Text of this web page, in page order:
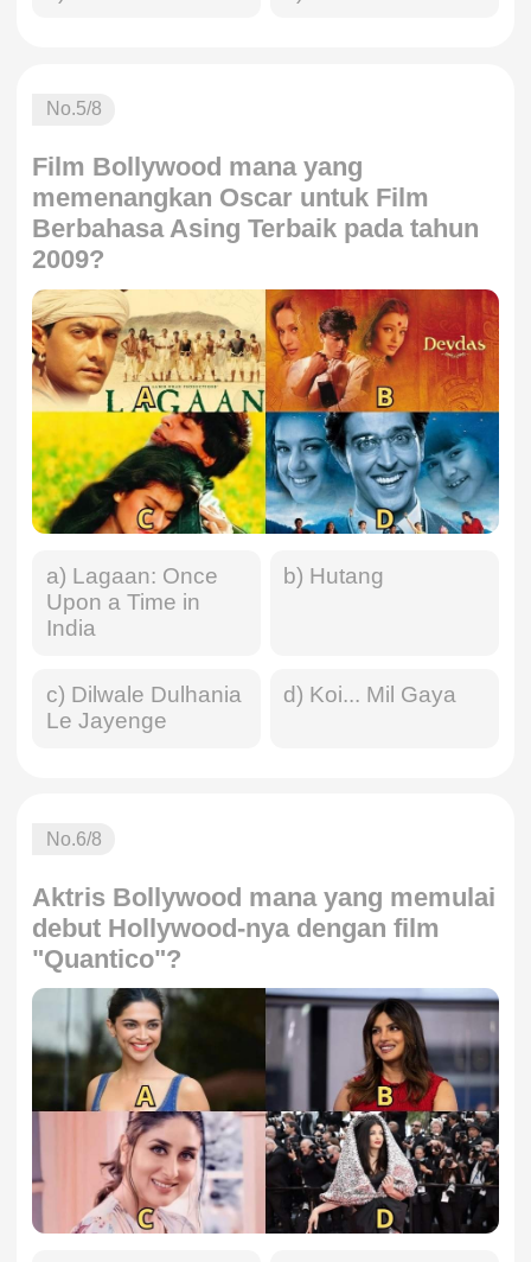
No.5/8
Film Bollywood mana yang
memenangkan Oscar untuk Film
Berbahasa Asing Terbaik pada tahun
2009?
a) Lagaan: Once
Upon a Time in
India
b) Hutang
c) Dilwale Dulhania
Le Jayenge
d) Koi... Mil Gaya
No.6/8
Aktris Bollywood mana yang memulai
debut Hollywood-nya dengan film
"Quantico"?